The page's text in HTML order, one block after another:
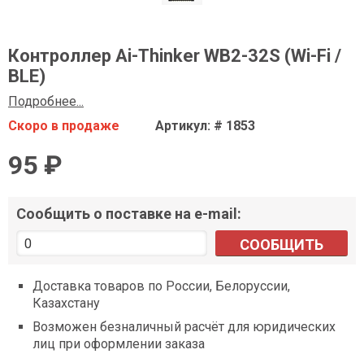
Контроллер Ai-Thinker WB2-32S (Wi-Fi /
BLE)
Подробнее...
Скоро в продаже
Артикул: # 1853
95 ₽
Сообщить о поставке на e-mail:
СООБЩИТЬ
Доставка товаров по России, Белоруссии,
Казахстану
Возможен безналичный расчёт для юридических
лиц при оформлении заказа